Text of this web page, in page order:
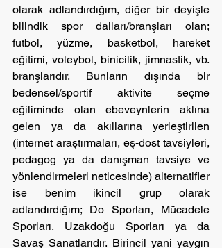
olarak adlandırdığım, diğer bir deyişle
bilindik spor dalları/branşları olan;
futbol, yüzme, basketbol, hareket
eğitimi, voleybol, binicilik, jimnastik, vb.
branşlarıdır. Bunların dışında bir
bedensel/sportif aktivite seçme
eğiliminde olan ebeveynlerin aklına
gelen ya da akıllarına yerleştirilen
(internet araştırmaları, eş-dost tavsiyleri,
pedagog ya da danışman tavsiye ve
yönlendirmeleri neticesinde) alternatifler
ise benim ikincil grup olarak
adlandırdığım; Do Sporları, Mücadele
Sporları, Uzakdoğu Sporları ya da
Savaş Sanatlarıdır. Birincil yani yaygın